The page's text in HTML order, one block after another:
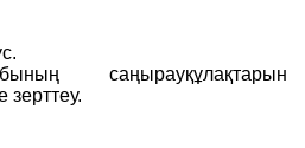
саңырауқұлақтарын
зерттеу.